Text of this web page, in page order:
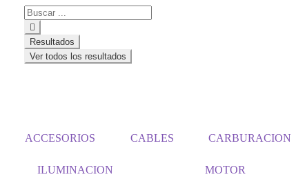
Resultados
Ver todos los resultados
ACCESORIOS CABLES CARBURACION
ILUMINACION MOTOR